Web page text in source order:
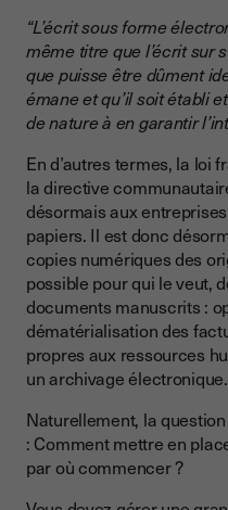
“L’écrit sous forme
même titre que l’écrit sur
que puisse être dûment
émane et qu’il soit établi
de nature à en garantir
En d’autres termes, la loi
la directive
désormais aux
papiers. Il est donc
copies numériques des
possible pour qui le veut,
documents manuscrits :
dématérialisation des
propres aux ressources
un archivage électronique.
Naturellement, la
: Comment mettre en
par où commencer ?